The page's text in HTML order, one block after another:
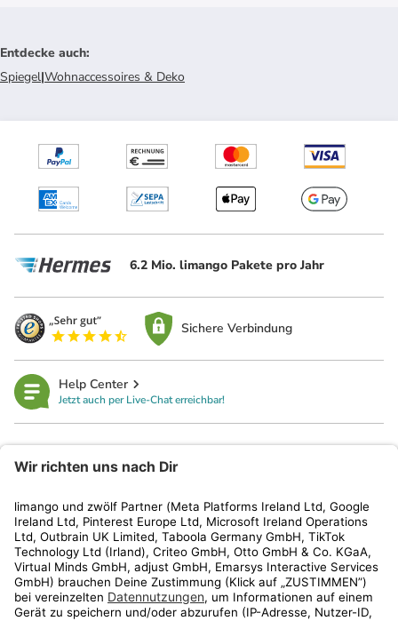
Entdecke auch:
Spiegel|Wohnaccessoires & Deko
6.2 Mio. limango Pakete pro Jahr
Sichere Verbindung
Help Center
Jetzt auch per Live-Chat erreichbar!
Kundenservice
Shop
Aktionen